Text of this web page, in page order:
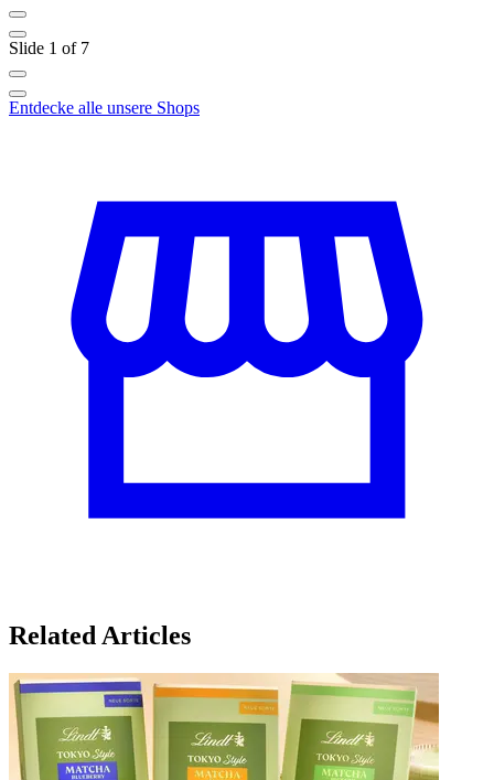
Slide 1 of 7
Entdecke alle unsere Shops
Related Articles